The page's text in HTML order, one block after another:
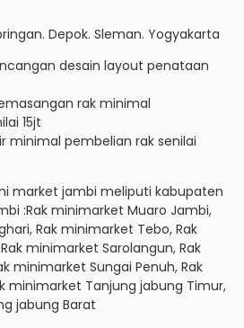
Depok. Sleman. Yogyakarta
desain layout penataan
rak minimal
15jt
minimal pembelian rak senilai
market jambi meliputi kabupaten
:Rak minimarket Muaro Jambi,
Rak minimarket Tebo, Rak
minimarket Sarolangun, Rak
minimarket Sungai Penuh, Rak
minimarket Tanjung jabung Timur,
jabung Barat